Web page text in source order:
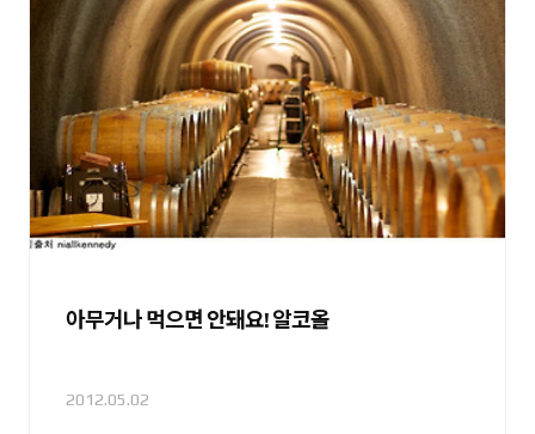
아무거나 먹으면 안돼요! 알코올
2012.05.02